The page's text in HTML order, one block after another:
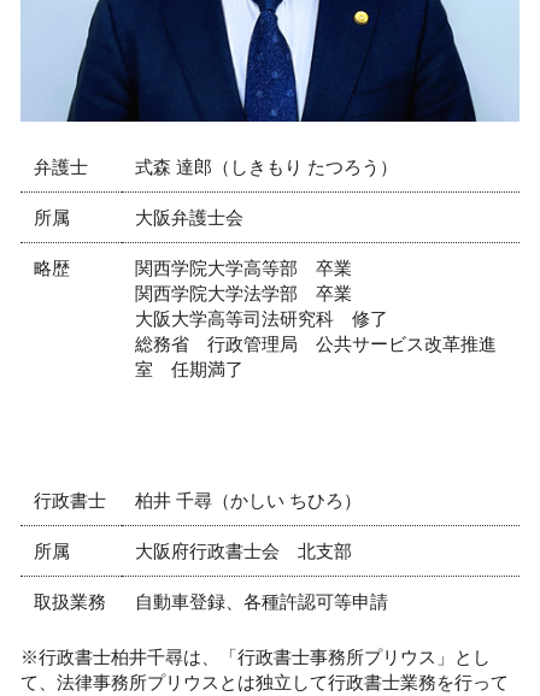
弁護士 式森 達郎（しきもり たつろう）
所属 大阪弁護士会
略歴
関西学院大学高等部 卒業
関西学院大学法学部 卒業
大阪大学高等司法研究科 修了
総務省 行政管理局 公共サービス改革推進
室 任期満了
行政書士 柏井 千尋（かしい ちひろ）
所属 大阪府行政書士会 北支部
取扱業務 自動車登録、各種許認可等申請
※行政書士柏井千尋は、「行政書士事務所プリウス」とし
て、法律事務所プリウスとは独立して行政書士業務を行って